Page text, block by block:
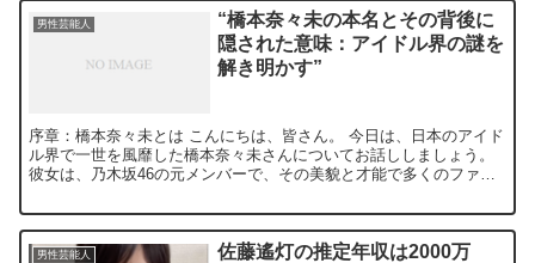
男性芸能人
“橋本奈々未の本名とその背後に
隠された意味：アイドル界の謎を
解き明かす”
序章：橋本奈々未とは こんにちは、皆さん。 今日は、日本のアイド
ル界で一世を風靡した橋本奈々未さんについてお話ししましょう。
彼女は、乃木坂46の元メンバーで、その美貌と才能で多くのファン
男性芸能人
佐藤遙灯の推定年収は2000万